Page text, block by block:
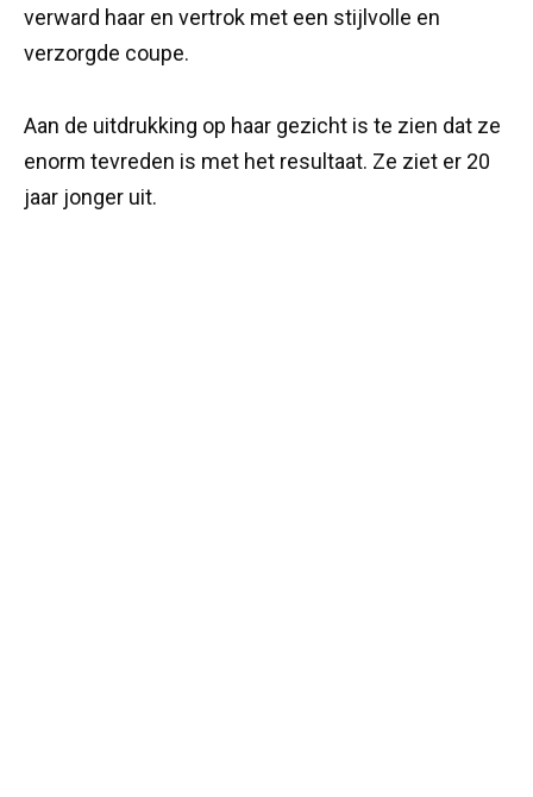
verward haar en vertrok met een stijlvolle en
verzorgde coupe.
Aan de uitdrukking op haar gezicht is te zien dat ze
enorm tevreden is met het resultaat. Ze ziet er 20
jaar jonger uit.